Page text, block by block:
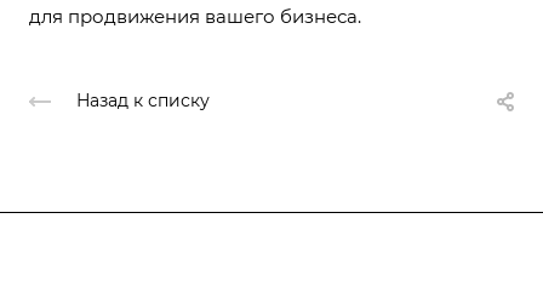
для продвижения вашего бизнеса.
Назад к списку